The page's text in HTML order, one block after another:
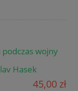
wojny
Hasek
45,00 zł